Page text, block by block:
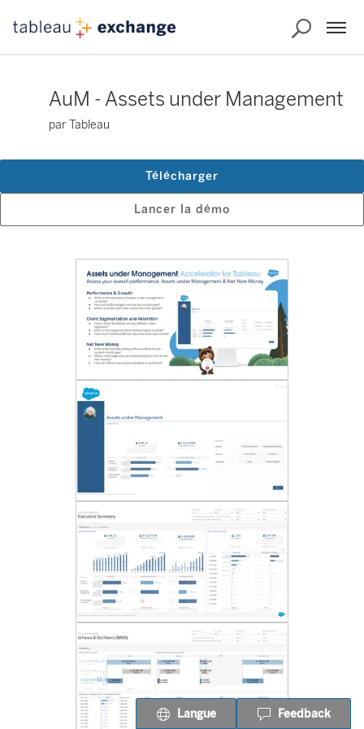
AuM - Assets under Management
par Tableau
Lancer la démo
Télécharger
Langue Feedback